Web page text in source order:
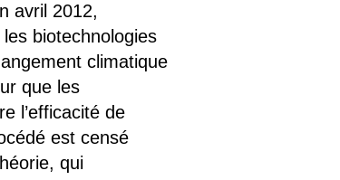
avril 2012,
biotechnologies
climatique
que les
l’efficacité de
est censé
qui